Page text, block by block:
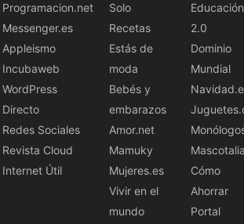
Programacion.net
Messenger.es
Appleismo
Incubaweb
WordPress
Directo
Redes Sociales
Revista Cloud
Internet Útil
Solo
Recetas
Estás de
moda
Bebés y
embarazos
Amor.net
Mamuky
Mujeres.es
Vivir en el
mundo
Educación
2.0
Dominio
Mundial
Cómo
Ahorrar
Portal